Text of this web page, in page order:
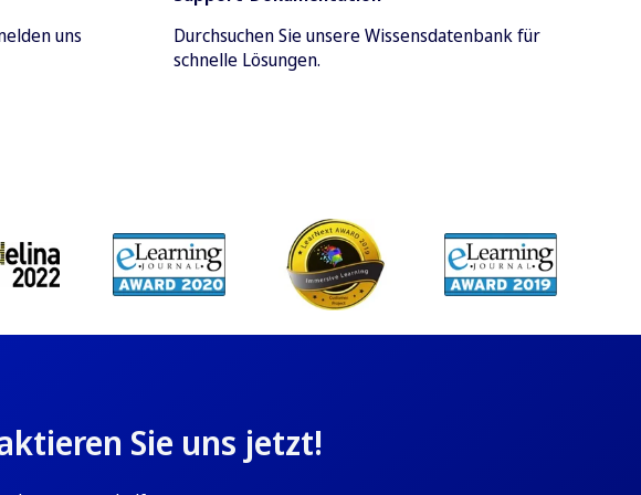
uns
Durchsuchen Sie unsere Wissensdatenbank für
schnelle Lösungen.
Sie uns jetzt!